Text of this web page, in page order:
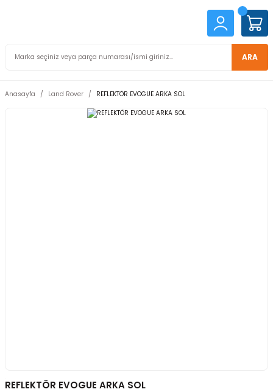
ARA
Anasayfa Land Rover REFLEKTÖR EVOGUE ARKA SOL
REFLEKTÖR EVOGUE ARKA SOL